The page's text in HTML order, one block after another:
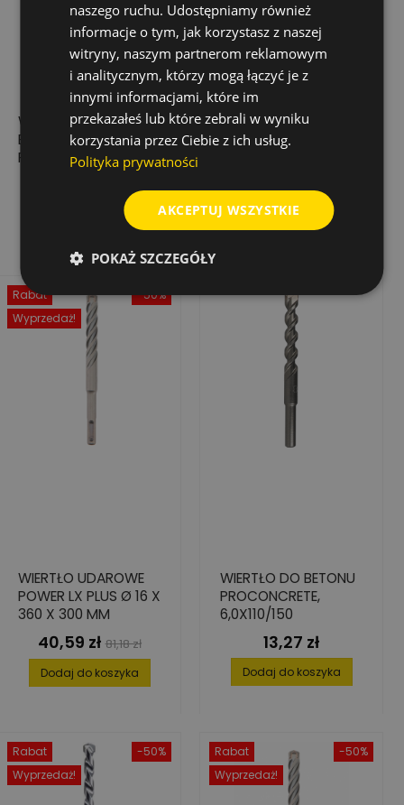
WIERTŁO UDAROWE
BIONIC PRO SDS-
PLUS, 25,0X950/1000
Dodaj do koszyka
WIERTŁO UDAR.
TRIJET ULTIMATE SDS-
302,21 zł
Dodaj do koszyka
-50%
Rabat
Wyprzedaż!
WIERTŁO UDAROWE
POWER LX PLUS Ø 16 X
360 X 300 MM
Cena
40,59 zł Cena
podstawowa
81,18 zł
Dodaj do koszyka
WIERTŁO DO BETONU
PROCONCRETE,
6,0X110/150
Cena
13,27 zł
Dodaj do koszyka
-50%
Rabat
Wyprzedaż!
-50%
Rabat
Wyprzedaż!
naszego ruchu. Udostępniamy również
informacje o tym, jak korzystasz z naszej
witryny, naszym partnerom reklamowym
i analitycznym, którzy mogą łączyć je z
innymi informacjami, które im
przekazałeś lub które zebrali w wyniku
korzystania przez Ciebie z ich usług.
Polityka prywatności
AKCEPTUJ WSZYSTKIE
POKAŻ SZCZEGÓŁY